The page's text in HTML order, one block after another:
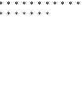
＊＊＊＊＊＊＊＊＊＊
＊＊＊＊＊＊